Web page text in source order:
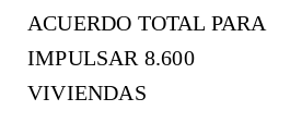
ACUERDO TOTAL PARA
IMPULSAR 8.600
VIVIENDAS